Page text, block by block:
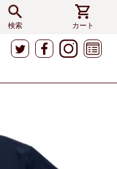
検索 カート